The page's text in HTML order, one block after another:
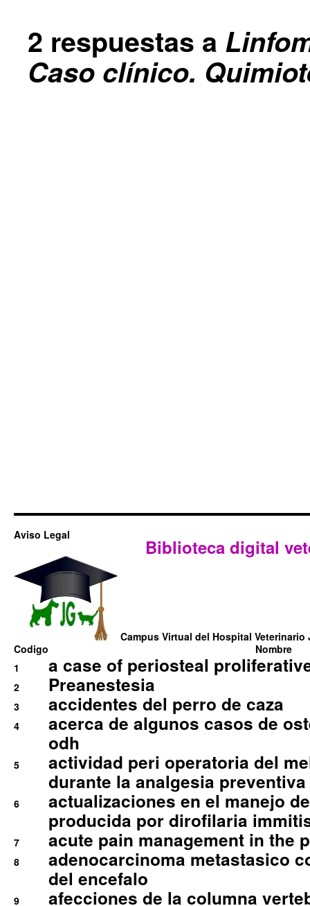
2 respuestas a
Caso clínico.
Aviso Legal
Biblioteca digital
Campus Virtual del Hospital Veterinario
Codigo
Nombre
1
a case of periosteal
2 Preanestesia
3 accidentes del perro de caza
4
acerca de algunos casos de
odh
5
actividad peri operatoria del
durante la analgesia
6
actualizaciones en el manejo
producida por dirofilaria
7 acute pain management in the
8
adenocarcinoma metastasico
del encefalo
9
afecciones de la columna